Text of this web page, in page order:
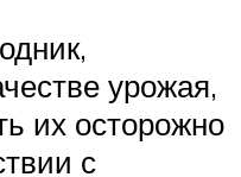
урожая,
их осторожно
с